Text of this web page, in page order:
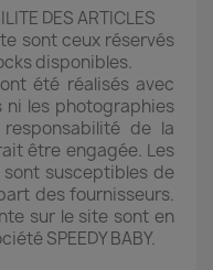
DES ARTICLES
sont ceux réservés
disponibles.
été réalisés avec
ni les photographies
de la
être engagée. Les
susceptibles de
des fournisseurs.
sur le site sont en
SPEEDY BABY.